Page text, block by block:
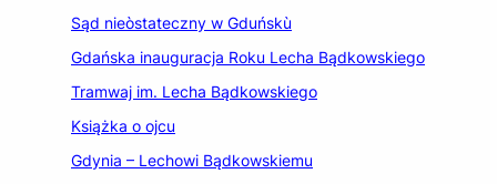
Sąd nieòstateczny w Gduńskù
Gdańska inauguracja Roku Lecha Bądkowskiego
Tramwaj im. Lecha Bądkowskiego
Książka o ojcu
Gdynia – Lechowi Bądkowskiemu